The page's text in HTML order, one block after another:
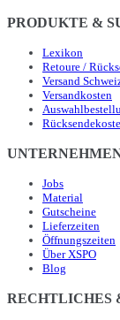
PRODUKTE &
Lexikon
Retoure /
Versand
Versandkosten
Jobs
Material
Gutscheine
Lieferzeiten
Öffnungszeiten
Über XSPO
Blog
RECHTLICHES